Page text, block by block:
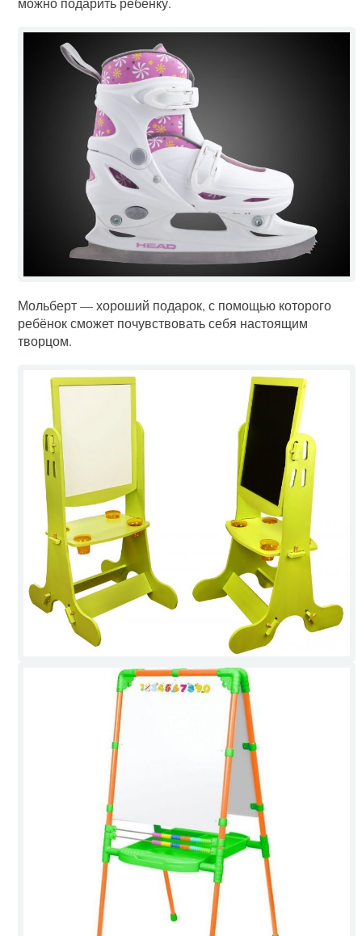
Мольберт — хороший подарок, с помощью которого
ребёнок сможет почувствовать себя настоящим
творцом.